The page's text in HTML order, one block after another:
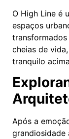
O High Line é
espaços
cheias de
tranquilo
Após a
grandiosidade